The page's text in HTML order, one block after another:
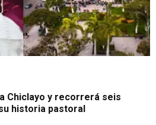
Chiclayo y recorrerá seis
historia pastoral